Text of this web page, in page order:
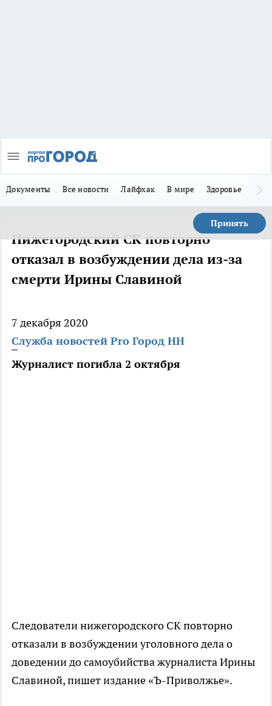
Документы Все новости Лайфхак В мире Здоровье
Принять
Нижегородский СК повторно
отказал в возбуждении дела из-за
смерти Ирины Славиной
7 декабря 2020
Служба новостей Pro Город НН
Журналист погибла 2 октября
Следователи нижегородского СК повторно
отказали в возбуждении уголовного дела о
доведении до самоубийства журналиста Ирины
Славиной, пишет издание «Ъ-Приволжье».